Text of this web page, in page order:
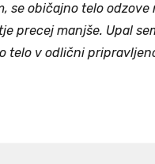
se običajno telo
precej manjše. Upal
telo v odlični